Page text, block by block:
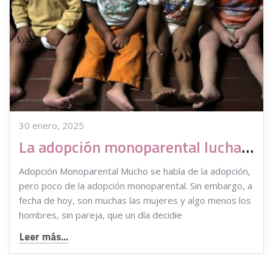
30 enero, 2025
La adopción monoparental lucha por abrirse paso
Adopción Monoparental Mucho se habla de la adopción,
pero poco de la adopción monoparental. Sin embargo, a
fecha de hoy, son muchas las mujeres y algo menos los
hombres, sin pareja, que un día decidie
Leer más...